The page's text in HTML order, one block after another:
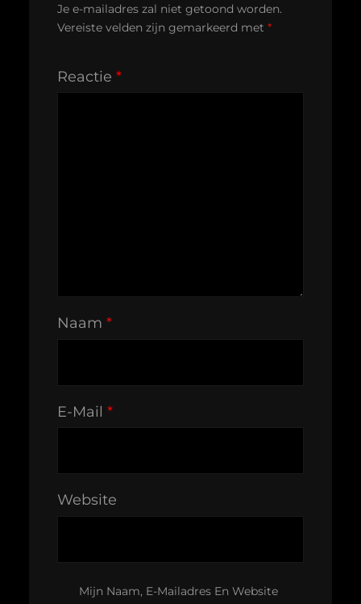
Je e-mailadres zal niet getoond worden.
Vereiste velden zijn gemarkeerd met *
Reactie *
Naam *
E-Mail *
Website
Mijn Naam, E-Mailadres En Website